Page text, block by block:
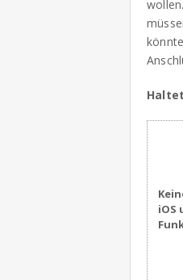
iOS